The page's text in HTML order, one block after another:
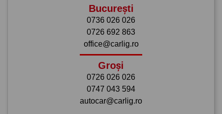
București
0736 026 026
0726 692 863
office@carlig.ro
Groși
0726 026 026
0747 043 594
autocar@carlig.ro